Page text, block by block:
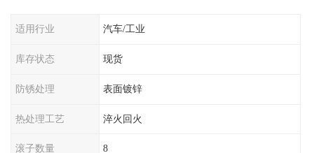
适用行业 汽车/工业
库存状态 现货
防锈处理 表面镀锌
热处理工艺 淬火回火
滚子数量 8